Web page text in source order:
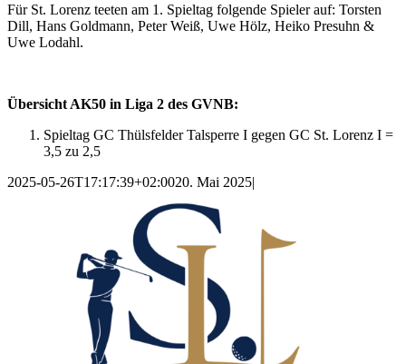
Für St. Lorenz teeten am 1. Spieltag folgende Spieler auf: Torsten
Dill, Hans Goldmann, Peter Weiß, Uwe Hölz, Heiko Presuhn &
Uwe Lodahl.
Übersicht AK50 in Liga 2 des GVNB:
Spieltag GC Thülsfelder Talsperre I gegen GC St. Lorenz I =
3,5 zu 2,5
2025-05-26T17:17:39+02:0020. Mai 2025|